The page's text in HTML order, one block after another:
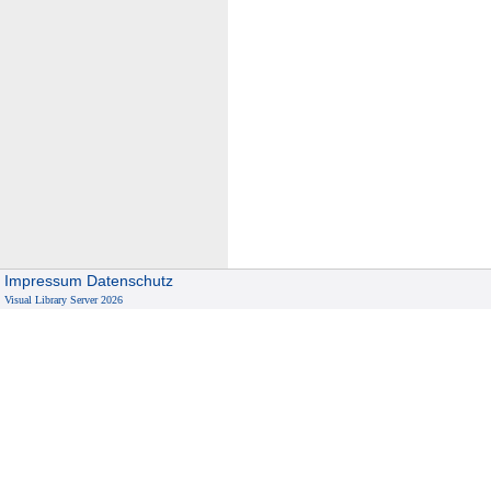
Impressum Datenschutz
Visual Library Server 2026